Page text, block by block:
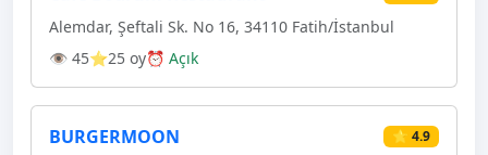
Alemdar, Şeftali Sk. No 16, 34110 Fatih/İstanbul
👁 45⭐25 oy⏰ Açık
BURGERMOON ⭐ 4.9